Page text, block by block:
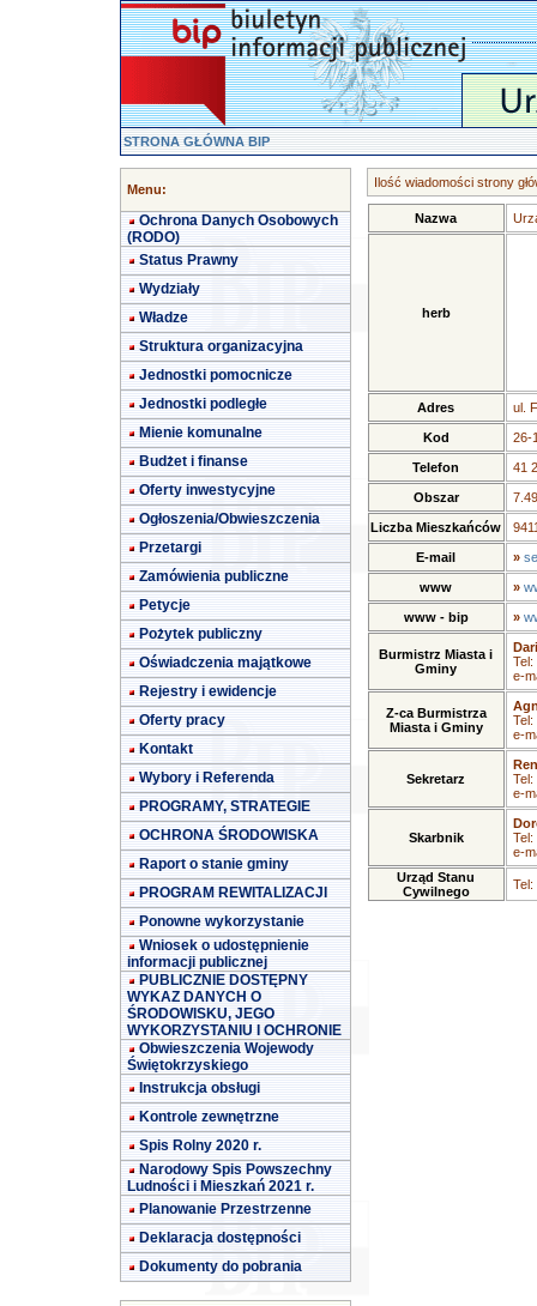
STRONA GŁÓWNA BIP
Menu:
Ochrona Danych Osobowych
(RODO)
Status Prawny
Wydziały
Władze
Struktura organizacyjna
Jednostki pomocnicze
Jednostki podległe
Mienie komunalne
Budżet i finanse
Oferty inwestycyjne
Ogłoszenia/Obwieszczenia
Przetargi
Zamówienia publiczne
Petycje
Pożytek publiczny
Oświadczenia majątkowe
Rejestry i ewidencje
Oferty pracy
Kontakt
Wybory i Referenda
PROGRAMY, STRATEGIE
OCHRONA ŚRODOWISKA
Raport o stanie gminy
PROGRAM REWITALIZACJI
Ponowne wykorzystanie
Wniosek o udostępnienie
informacji publicznej
PUBLICZNIE DOSTĘPNY
WYKAZ DANYCH O
ŚRODOWISKU, JEGO
WYKORZYSTANIU I OCHRONIE
Obwieszczenia Wojewody
Świętokrzyskiego
Instrukcja obsługi
Kontrole zewnętrzne
Spis Rolny 2020 r.
Narodowy Spis Powszechny
Ludności i Mieszkań 2021 r.
Planowanie Przestrzenne
Deklaracja dostępności
Dokumenty do pobrania
Ilość wiadomości strony
Nazwa
herb
Adres ul.
Kod 26-
Telefon 41
Obszar
Liczba Mieszkańców
E-mail »
www »
www - bip »
Burmistrz Miasta i
Gminy
Tel:
e-
Z-ca Burmistrza
Miasta i Gminy
Tel:
e-
Sekretarz
Tel:
e-
Skarbnik
Tel:
e-
Urząd Stanu
Cywilnego
Tel: